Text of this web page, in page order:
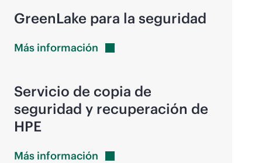
GreenLake para la seguridad
Más información
Servicio de copia de
seguridad y recuperación de
HPE
Más información